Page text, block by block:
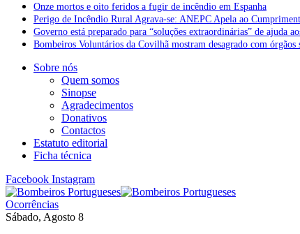
Onze mortos e oito feridos a fugir de incêndio em Espanha
Perigo de Incêndio Rural Agrava-se: ANEPC Apela ao
Governo está preparado para “soluções extraordinárias” de ajuda
Bombeiros Voluntários da Covilhã mostram desagrado com
Sobre nós
Quem somos
Sinopse
Agradecimentos
Donativos
Contactos
Estatuto editorial
Ficha técnica
Facebook Instagram
Ocorrências
Sábado, Agosto 8